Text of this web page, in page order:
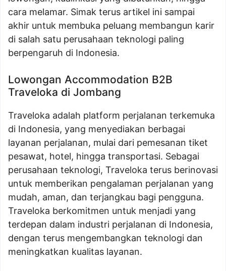
cara melamar. Simak terus artikel ini sampai
akhir untuk membuka peluang membangun karir
di salah satu perusahaan teknologi paling
berpengaruh di Indonesia.
Lowongan Accommodation B2B
Traveloka di Jombang
Traveloka adalah platform perjalanan terkemuka
di Indonesia, yang menyediakan berbagai
layanan perjalanan, mulai dari pemesanan tiket
pesawat, hotel, hingga transportasi. Sebagai
perusahaan teknologi, Traveloka terus berinovasi
untuk memberikan pengalaman perjalanan yang
mudah, aman, dan terjangkau bagi pengguna.
Traveloka berkomitmen untuk menjadi yang
terdepan dalam industri perjalanan di Indonesia,
dengan terus mengembangkan teknologi dan
meningkatkan kualitas layanan.